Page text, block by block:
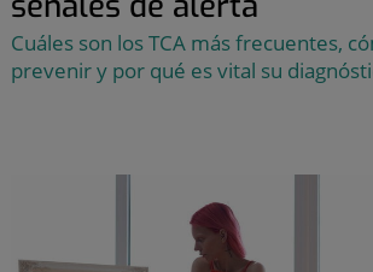
Cuáles son los TCA más frecuentes,
prevenir y por qué es vital su